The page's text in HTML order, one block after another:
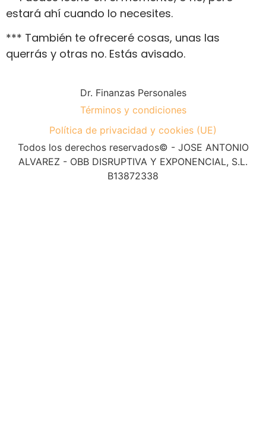
estará ahí cuando lo necesites.
*** También te ofreceré cosas, unas las
querrás y otras no. Estás avisado.
Dr. Finanzas Personales
Términos y condiciones
Política de privacidad y cookies (UE)
Todos los derechos reservados© - JOSE ANTONIO
ALVAREZ - OBB DISRUPTIVA Y EXPONENCIAL, S.L.
B13872338